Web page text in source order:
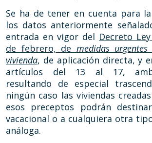
Se ha de tener en cuenta para
los datos anteriormente
entrada en vigor del Decreto
de febrero, de medidas
vivienda, de aplicación directa, y
artículos del 13 al 17,
resultando de especial
ningún caso las viviendas
esos preceptos podrán
vacacional o a cualquiera otra
análoga.